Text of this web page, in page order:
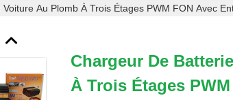
Au Plomb À Trois Étages PWM FON Avec
Chargeur De
À Trois Étages